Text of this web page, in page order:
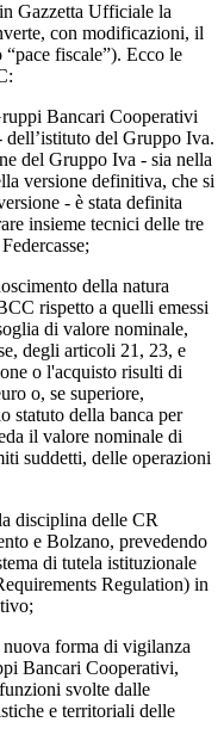
Gazzetta Ufficiale la
con modificazioni, il
fiscale”). Ecco le
Bancari Cooperativi
del Gruppo Iva.
del Gruppo Iva - sia nella
versione definitiva, che si
- è stata definita
insieme tecnici delle tre
della natura
rispetto a quelli emessi
di valore nominale,
degli articoli 21, 23, e
o l'acquisto risulti di
o, se superiore,
statuto della banca per
il valore nominale di
suddetti, delle operazioni
disciplina delle CR
e Bolzano, prevedendo
di tutela istituzionale
Regulation) in
forma di vigilanza
Bancari Cooperativi,
svolte dalle
e territoriali delle